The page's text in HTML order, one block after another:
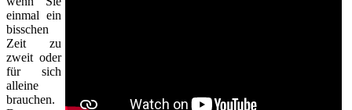
einmal ein
bisschen
Zeit zu
zweit oder
für sich
alleine
brauchen.